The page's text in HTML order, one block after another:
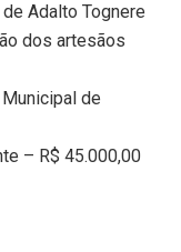
Adalto Tognere
dos artesãos
de
– R$ 45.000,00